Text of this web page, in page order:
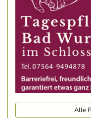
Alle